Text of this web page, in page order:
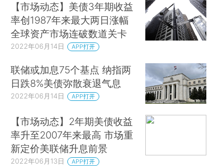
【市场动态】美债3年期收益
率创1987年来最大两日涨幅
全球资产市场连破数道关卡
2022年06月14日 APP打开
联储或加息75个基点 纳指两
日跌8%美债弥散衰退气息
2022年06月14日 APP打开
【市场动态】2年期美债收益
率升至2007年来最高 市场重
新定价美联储升息前景
2022年06月13日 APP打开